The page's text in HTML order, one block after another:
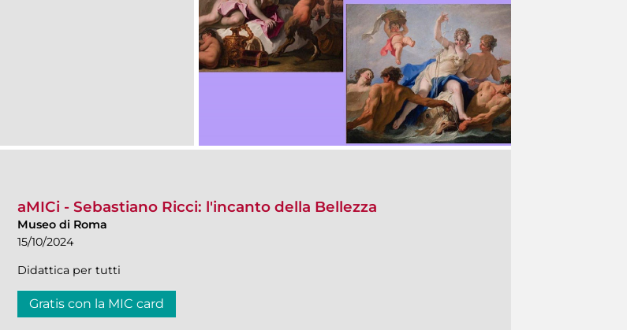
aMICi - Sebastiano Ricci: l'incanto della Bellezza
Museo di Roma
15/10/2024
Didattica per tutti
Gratis con la MIC card